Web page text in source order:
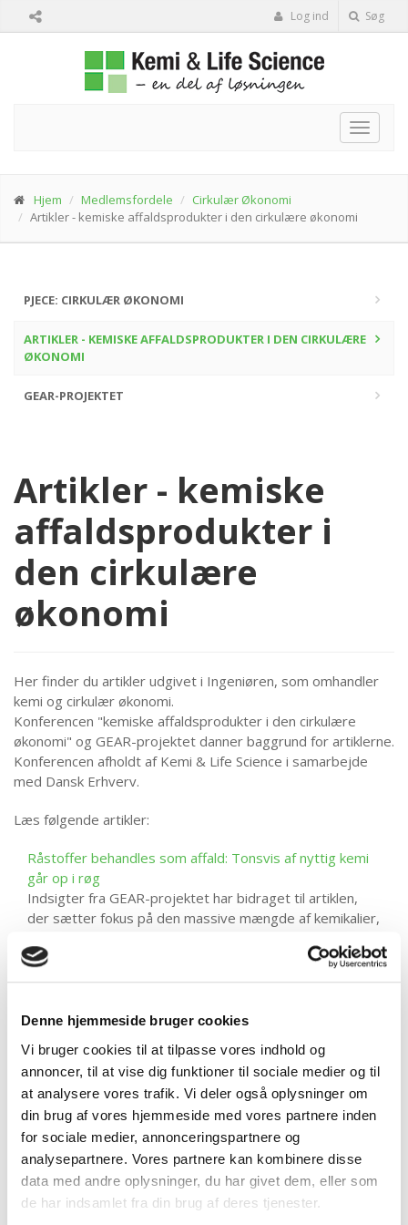
Denne hjemmeside bruger cookies
Vi bruger cookies til at tilpasse vores indhold og
annoncer, til at vise dig funktioner til sociale medier og til
at analysere vores trafik. Vi deler også oplysninger om
din brug af vores hjemmeside med vores partnere inden
for sociale medier, annonceringspartnere og
analysepartnere. Vores partnere kan kombinere disse
data med andre oplysninger, du har givet dem, eller som
de har indsamlet fra din brug af deres tjenester.
Log ind Søg
Toggle
Hjem Medlemsfordele
Cirkulær Økonomi
Artikler - kemiske affaldsprodukter i den cirkulære økonomi
PJECE: CIRKULÆR ØKONOMI
ARTIKLER - KEMISKE AFFALDSPRODUKTER I DEN CIRKULÆRE
ØKONOMI
GEAR-PROJEKTET
Artikler - kemiske
affaldsprodukter i
den cirkulære
økonomi
Her finder du artikler udgivet i Ingeniøren, som omhandler
kemi og cirkulær økonomi.
Konferencen "kemiske affaldsprodukter i den cirkulære
økonomi" og GEAR-projektet danner baggrund for artiklerne.
Konferencen afholdt af Kemi & Life Science i samarbejde
med Dansk Erhverv.
Læs følgende artikler:
Råstoffer behandles som affald: Tonsvis af nyttig kemi
går op i røg
Indsigter fra GEAR-projektet har bidraget til artiklen,
der sætter fokus på den massive mængde af kemikalier,
genanvendes.
højere grad skal anvende deres proceskemikalier i
skabe et overblik over, hvilke virksomheder, der kunne
passe samme og aftage kemikalier fra hinanden.
For at sikre forsyningssikkerhed for virksomheder, der
anvender genanvendt kemikalier, kan udlejning af
kemikalier være en god løsning. Her vil
kemikalieleverandører udleje kemikalier og få dem
tilbage til rensning og herefter klargøring til ny brug.